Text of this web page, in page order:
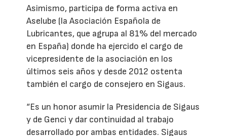
Asimismo, participa de forma activa en
Aselube (la Asociación Española de
Lubricantes, que agrupa al 81% del mercado
en España) donde ha ejercido el cargo de
vicepresidente de la asociación en los
últimos seis años y desde 2012 ostenta
también el cargo de consejero en Sigaus.
“Es un honor asumir la Presidencia de Sigaus
y de Genci y dar continuidad al trabajo
desarrollado por ambas entidades. Sigaus